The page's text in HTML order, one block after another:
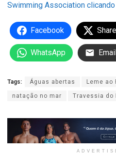
Swimming Association
Facebook
WhatsApp Email
Tags: Águas abertas Leme ao
natação no mar Travessia do